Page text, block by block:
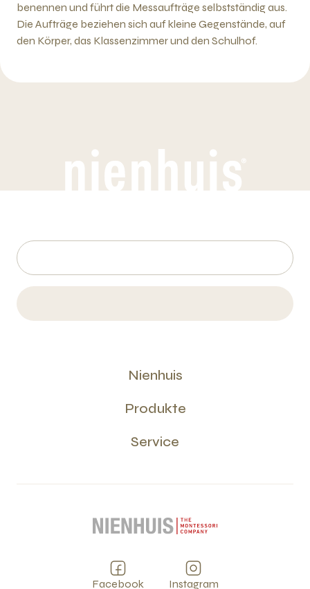
benennen und führt die Messaufträge selbstständig aus.
Die Aufträge beziehen sich auf kleine Gegenstände, auf
den Körper, das Klassenzimmer und den Schulhof.
Nienhuis
Produkte
Service
Facebook Instagram